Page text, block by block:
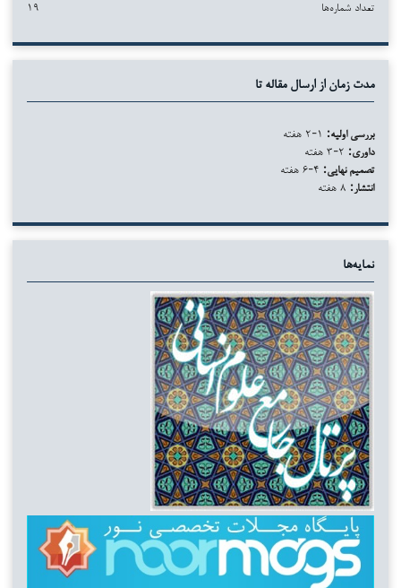
تعداد شماره‌ها ۱۹
مدت زمان از ارسال مقاله تا
بررسی اولیه:
داوری:
تصمیم نهایی:
انتشار:
نمایه‌ها